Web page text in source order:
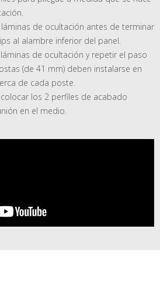
de ocultación antes de terminar
al alambre inferior del panel.
de ocultación y repetir el paso
(de 41 mm) deben instalarse en
de cada poste.
los 2 perfiles de acabado
en el medio.